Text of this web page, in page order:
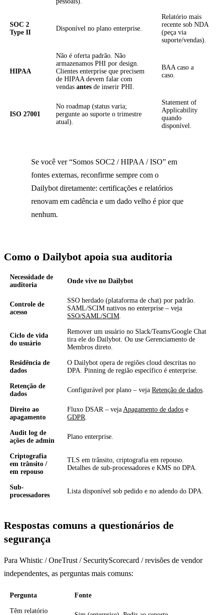
SOC 2
Type II
Disponível no plano enterprise.
Relatório mais
recente sob NDA
(peça via
suporte/vendas).
HIPAA
Não é oferta padrão. Não
armazenamos PHI por design.
Clientes enterprise que precisem
de HIPAA devem falar com
vendas antes de inserir PHI.
BAA caso a
caso.
ISO 27001
No roadmap (status varia;
pergunte ao suporte o trimestre
atual).
Statement of
Applicability
quando
disponível.
Se você ver “Somos SOC2 / HIPAA / ISO” em
fontes externas, reconfirme sempre com o
Dailybot diretamente: certificações e relatórios
renovam em cadência e um dado velho é pior que
nenhum.
Como o Dailybot apoia sua auditoria
Necessidade de
auditoria
Onde vive no Dailybot
Controle de
acesso
SSO herdado (plataforma de chat) por padrão.
SAML/SCIM nativos no enterprise – veja
SSO/SAML/SCIM
Ciclo de vida
do usuário
Remover um usuário no Slack/Teams/Google Chat
tira ele do Dailybot. Ou use Gerenciamento de
Membros direto.
Residência de
dados
O Dailybot opera de regiões cloud descritas no
DPA. Pinning de região específico é enterprise.
Retenção de
dados
Configurável por plano – veja Retenção de dados
Direito ao
apagamento
Fluxo DSAR – veja Apagamento de dados e
GDPR
Audit log de
ações de admin
Plano enterprise.
Criptografia
em trânsito /
em repouso
TLS em trânsito, criptografia em repouso.
Detalhes de sub-processadores e KMS no DPA.
Sub-
processadores
Lista disponível sob pedido e no adendo do DPA.
Respostas comuns a questionários de
segurança
Para Whistic / OneTrust / SecurityScorecard / revisões de vendor
independentes, as perguntas mais comuns:
Pergunta Fonte
Têm relatório